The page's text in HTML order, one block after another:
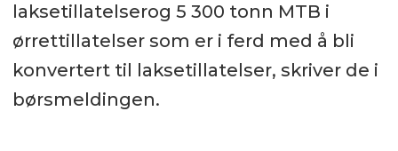
laksetillatelserog 5 300 tonn MTB i
ørrettillatelser som er i ferd med å bli
konvertert til laksetillatelser, skriver de i
børsmeldingen.